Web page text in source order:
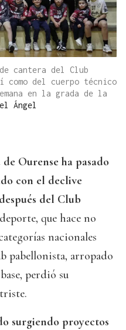
cantera del Club
como del cuerpo técnico
en la grada de la
Ángel
Ourense ha pasado
con el declive
del Club
que hace no
nacionales
pabellonista, arropado
perdió su
surgiendo proyectos